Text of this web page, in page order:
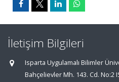
İletişim Bilgileri
Isparta Uygulamalı Bilimler
Bahçelievler Mh. 143. Cd. No:2